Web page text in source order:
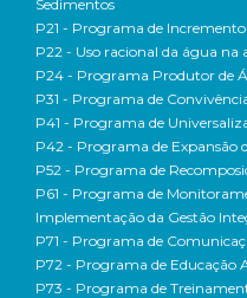
Sedimentos
P21 - Programa de
P22 - Uso racional da água na
P24 - Programa Produtor de
P31 - Programa de
P41 - Programa de
P42 - Programa de Expansão
P52 - Programa de
P61 - Programa de
Implementação da Gestão
P71 - Programa de
P72 - Programa de Educação
P73 - Programa de